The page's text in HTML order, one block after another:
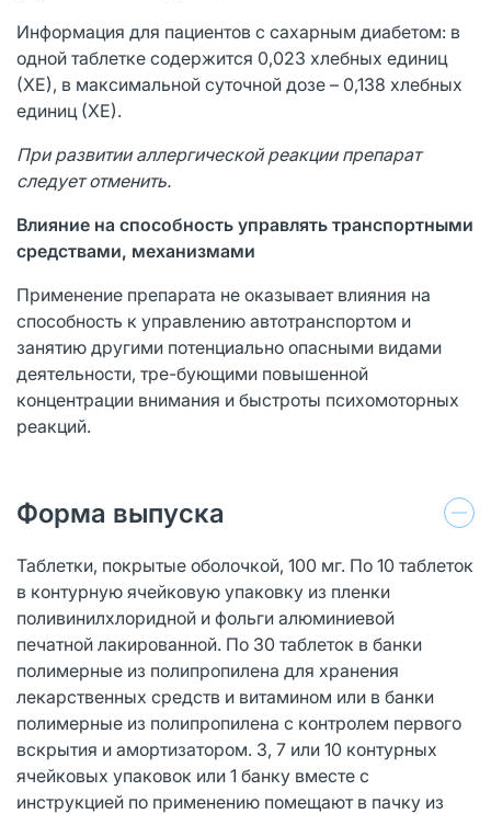
Информация для пациентов с сахарным диабетом: в
одной таблетке содержится 0,023 хлебных единиц
(ХЕ), в максимальной суточной дозе – 0,138 хлебных
единиц (ХЕ).
При развитии аллергической реакции препарат
следует отменить.
Влияние на способность управлять транспортными
средствами, механизмами
Применение препарата не оказывает влияния на
способность к управлению автотранспортом и
занятию другими потенциально опасными видами
деятельности, тре-бующими повышенной
концентрации внимания и быстроты психомоторных
реакций.
Форма выпуска
Таблетки, покрытые оболочкой, 100 мг. По 10 таблеток
в контурную ячейковую упаковку из пленки
поливинилхлоридной и фольги алюминиевой
печатной лакированной. По 30 таблеток в банки
полимерные из полипропилена для хранения
лекарственных средств и витамином или в банки
полимерные из полипропилена с контролем первого
вскрытия и амортизатором. 3, 7 или 10 контурных
ячейковых упаковок или 1 банку вместе с
инструкцией по применению помещают в пачку из